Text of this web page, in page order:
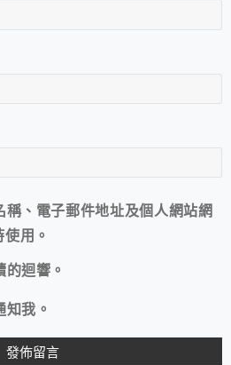
稱、電子郵件地址及個人網站網
用。
迴響。
我。